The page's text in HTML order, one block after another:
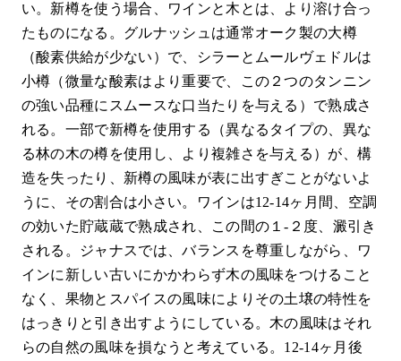
い。新樽を使う場合、ワインと木とは、より溶け合っ
たものになる。グルナッシュは通常オーク製の大樽
（酸素供給が少ない）で、シラーとムールヴェドルは
小樽（微量な酸素はより重要で、この２つのタンニン
の強い品種にスムースな口当たりを与える）で熟成さ
れる。一部で新樽を使用する（異なるタイプの、異な
る林の木の樽を使用し、より複雑さを与える）が、構
造を失ったり、新樽の風味が表に出すぎことがないよ
うに、その割合は小さい。ワインは12-14ヶ月間、空調
の効いた貯蔵蔵で熟成され、この間の１-２度、澱引き
される。ジャナスでは、バランスを尊重しながら、ワ
インに新しい古いにかかわらず木の風味をつけること
なく、果物とスパイスの風味によりその土壌の特性を
はっきりと引き出すようにしている。木の風味はそれ
らの自然の風味を損なうと考えている。12-14ヶ月後